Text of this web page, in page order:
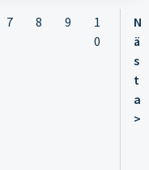
7 8 9
1
0
N
ä
s
t
a
>